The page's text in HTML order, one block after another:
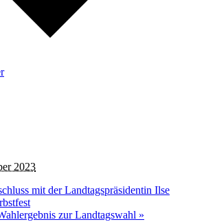
2023
mit der Landtagspräsidentin Ilse
zur Landtagswahl »